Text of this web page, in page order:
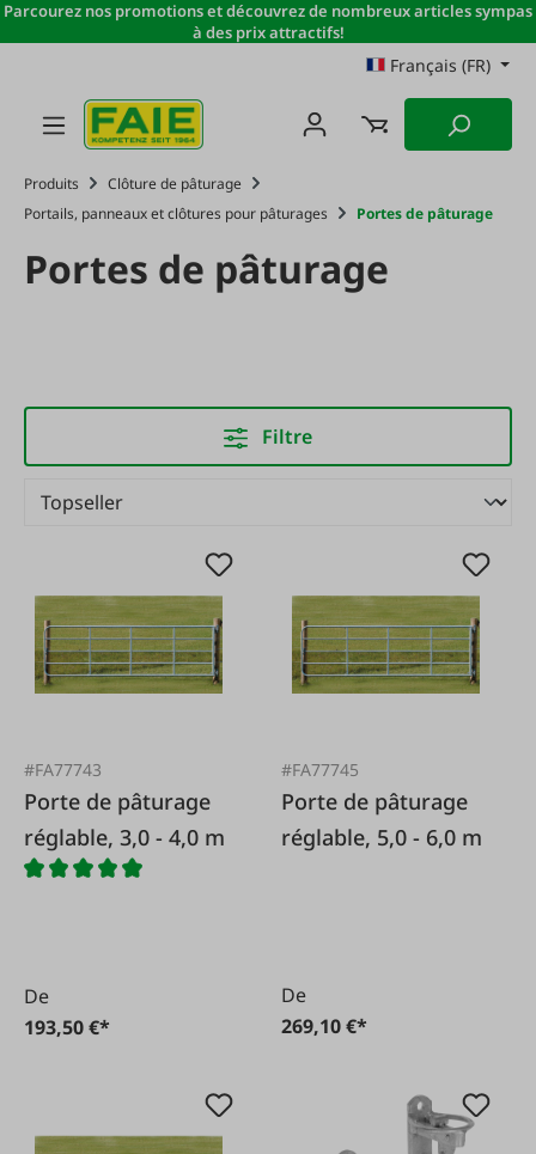
Passer au contenu principal
Parcourez nos promotions et découvrez de nombreux articles sympas
à des prix attractifs!
Français (FR)
Produits
Clôture de pâturage
Portails, panneaux et clôtures pour pâturages
Portes de pâturage
Portes de pâturage
Filtre
#FA77743
Porte de pâturage
réglable, 3,0 - 4,0 m
De
193,50 €*
#FA77745
Porte de pâturage
réglable, 5,0 - 6,0 m
De
269,10 €*